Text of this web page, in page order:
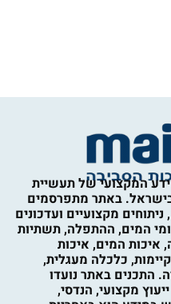
המקצועי של תעשיית
בישראל. באתר מתפרסמים
מקצועיים ועדכונים
המים, ההתפלה, תשתיות
איכות המים, איכות
כלכלה מעגלית,
התכנים באתר נועדו
מקצועי, הנדסי,